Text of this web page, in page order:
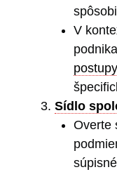
V
postupy
Sídlo
Overte